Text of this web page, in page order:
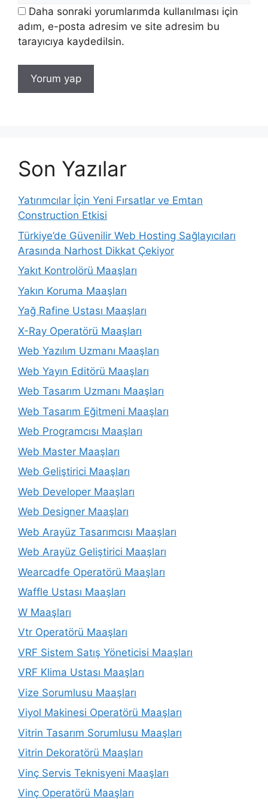
Daha sonraki yorumlarımda kullanılması için
adım, e-posta adresim ve site adresim bu
tarayıcıya kaydedilsin.
Son Yazılar
Yatırımcılar İçin Yeni Fırsatlar ve Emtan
Construction Etkisi
Türkiye’de Güvenilir Web Hosting Sağlayıcıları
Arasında Narhost Dikkat Çekiyor
Yakıt Kontrolörü Maaşları
Yakın Koruma Maaşları
Yağ Rafine Ustası Maaşları
X-Ray Operatörü Maaşları
Web Yazılım Uzmanı Maaşları
Web Yayın Editörü Maaşları
Web Tasarım Uzmanı Maaşları
Web Tasarım Eğitmeni Maaşları
Web Programcısı Maaşları
Web Master Maaşları
Web Geliştirici Maaşları
Web Developer Maaşları
Web Designer Maaşları
Web Arayüz Tasarımcısı Maaşları
Web Arayüz Geliştirici Maaşları
Wearcadfe Operatörü Maaşları
Waffle Ustası Maaşları
W Maaşları
Vtr Operatörü Maaşları
VRF Sistem Satış Yöneticisi Maaşları
VRF Klima Ustası Maaşları
Vize Sorumlusu Maaşları
Viyol Makinesi Operatörü Maaşları
Vitrin Tasarım Sorumlusu Maaşları
Vitrin Dekoratörü Maaşları
Vinç Servis Teknisyeni Maaşları
Vinç Operatörü Maaşları